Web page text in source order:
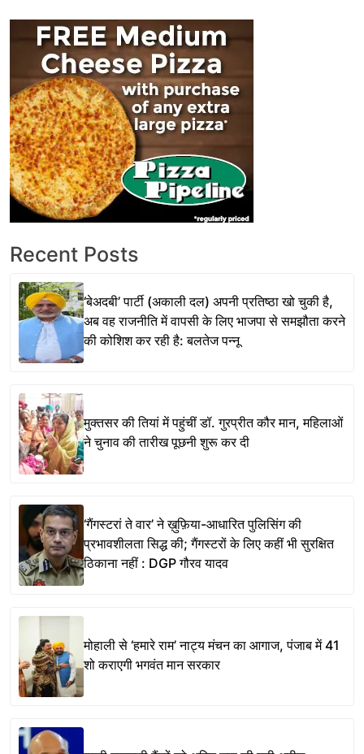
Recent Posts
‘बेअदबी’ पार्टी (अकाली दल) अपनी प्रतिष्ठा खो चुकी है,
अब वह राजनीति में वापसी के लिए भाजपा से समझौता करने
की कोशिश कर रही है: बलतेज पन्नू
मुक्तसर की तियां में पहुंचीं डॉ. गुरप्रीत कौर मान, महिलाओं
ने चुनाव की तारीख पूछनी शुरू कर दी
‘गैंगस्टरां ते वार’ ने ख़ुफ़िया-आधारित पुलिसिंग की
प्रभावशीलता सिद्ध की; गैंगस्टरों के लिए कहीं भी सुरक्षित
ठिकाना नहीं : DGP गौरव यादव
मोहाली से ‘हमारे राम’ नाट्य मंचन का आगाज, पंजाब में 41
शो कराएगी भगवंत मान सरकार